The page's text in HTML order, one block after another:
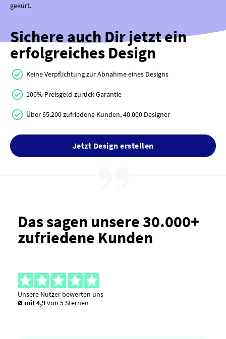
gekürt.
Sichere auch Dir jetzt ein
erfolgreiches Design
Keine Verpflichtung zur Abnahme eines Designs
100% Preisgeld-zurück-Garantie
Über 65.200 zufriedene Kunden, 40.000 Designer
Jetzt Design erstellen
Das sagen unsere 30.000+
zufriedene Kunden
Unsere Nutzer bewerten uns
Ø mit 4,9von 5 Sternen